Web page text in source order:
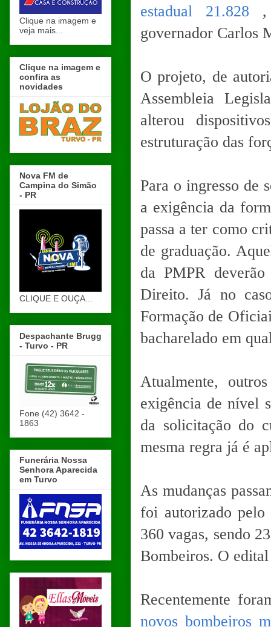
estadual 21.828 ,
governador Carlos
O projeto, de
Assembleia
alterou
estruturação das
Para o ingresso de
a exigência da
passa a ter como
de graduação.
da PMPR
Direito. Já no
Formação de
bacharelado em
Atualmente,
exigência de nível
da solicitação do
mesma regra já é
As mudanças
foi autorizado pelo
360 vagas, sendo
Bombeiros. O
Recentemente
novos bombeiros
Clique na imagem e
veja mais...
Clique na imagem e
confira as
novidades
Nova FM de
Campina do Simão
- PR
CLIQUE E OUÇA...
Despachante Brugg
- Turvo - PR
Fone (42) 3642 -
1863
Funerária Nossa
Senhora Aparecida
em Turvo